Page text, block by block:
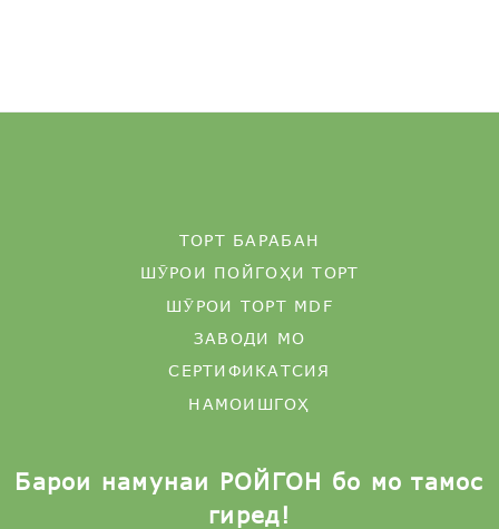
ТОРТ БАРАБАН
ШӮРОИ ПОЙГОҲИ ТОРТ
ШӮРОИ ТОРТ MDF
ЗАВОДИ МО
СЕРТИФИКАТСИЯ
НАМОИШГОҲ
Барои намунаи РОЙГОН бо мо тамос
гиред!